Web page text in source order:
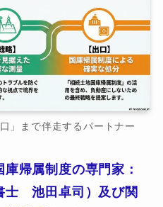
」まで伴走するパートナー
帰属制度の専門家：
士 池田卓司）及び関